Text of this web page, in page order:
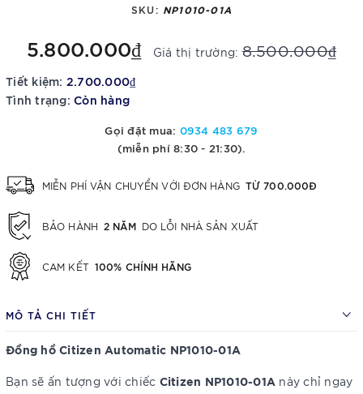
SKU: NP1010-01A
5.800.000₫ Giá thị trường:8.500.000₫
Tiết kiệm: 2.700.000₫
Tình trạng: Còn hàng
Gọi đặt mua: 0934 483 679
(miễn phí 8:30 - 21:30).
MIỄN PHÍ VẬN CHUYỂN VỚI ĐƠN HÀNG TỪ 700.000Đ
BẢO HÀNH 2 NĂM DO LỖI NHÀ SẢN XUẤT
CAM KẾT 100% CHÍNH HÃNG
MÔ TẢ CHI TIẾT
Đồng hồ Citizen Automatic NP1010-01A
Bạn sẽ ấn tượng với chiếc Citizen NP1010-01A này chỉ ngay